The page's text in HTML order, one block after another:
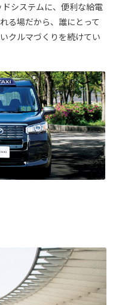
システムに、便利な給電
る場だから、誰にとって
クルマづくりを続けてい